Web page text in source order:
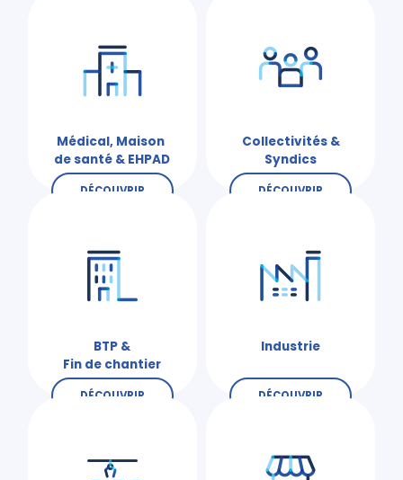
Médical, Maison
de santé & EHPAD
DÉCOUVRIR
Collectivités &
Syndics
DÉCOUVRIR
BTP &
Fin de chantier
DÉCOUVRIR
Industrie
DÉCOUVRIR